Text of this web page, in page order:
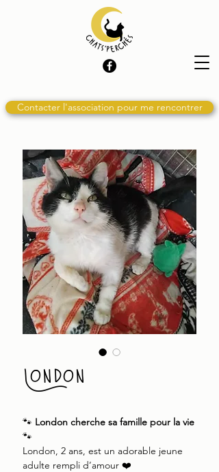
Contacter l'association pour me rencontrer
London
🐾 London cherche sa famille pour la vie
🐾
London, 2 ans, est un adorable jeune
adulte rempli d’amour ❤️